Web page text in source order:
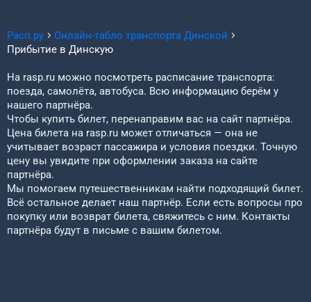
Расп.ру Онлайн-табло транспорта Динской
Прибытие в Динскую
На rasp.ru можно посмотреть расписание транспорта:
поезда, самолёта, автобуса. Всю информацию берём у
нашего партнёра.
Чтобы купить билет, перенаправим вас на сайт партнёра.
Цена билета на rasp.ru может отличаться — она не
учитывает возраст пассажира и условия поездки. Точную
цену вы увидите при оформлении заказа на сайте
партнёра.
Мы помогаем путешественникам найти подходящий билет.
Всё остальное делает наш партнёр. Если есть вопросы про
покупку или возврат билета, свяжитесь с ним. Контакты
партнёра будут в письме с вашим билетом.